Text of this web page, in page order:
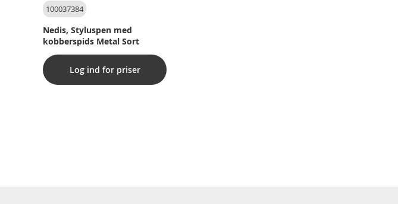
100037384
Nedis, Styluspen med
kobberspids Metal Sort
Log ind for priser